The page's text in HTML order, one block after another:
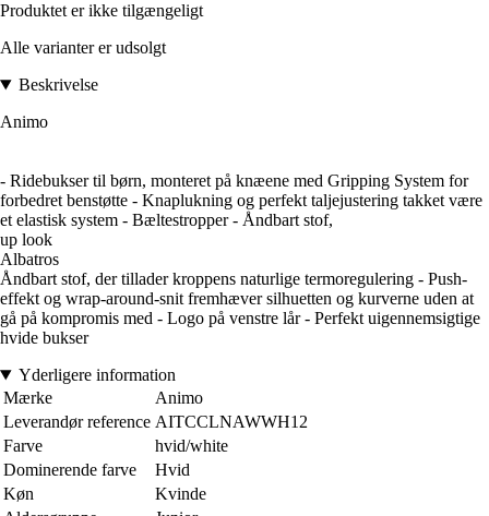
Produktet er ikke tilgængeligt
Alle varianter er udsolgt
Beskrivelse
Animo
- Ridebukser til børn, monteret på knæene med Gripping System for
forbedret benstøtte - Knaplukning og perfekt taljejustering takket være
et elastisk system - Bæltestropper - Åndbart stof,
up look
Albatros
Åndbart stof, der tillader kroppens naturlige termoregulering - Push-
effekt og wrap-around-snit fremhæver silhuetten og kurverne uden at
gå på kompromis med - Logo på venstre lår - Perfekt uigennemsigtige
hvide bukser
Yderligere information
Mærke
Animo
Leverandør reference AITCCLNAWWH12
Farve
hvid/white
Dominerende farve
Hvid
Køn
Kvinde